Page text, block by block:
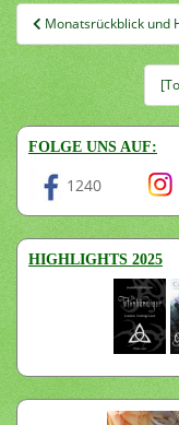
Monatsrückblick und
FOLGE UNS AUF:
1240
HIGHLIGHTS 2025